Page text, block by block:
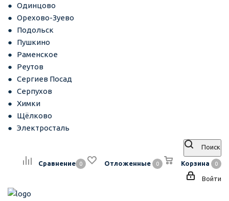
Одинцово
Орехово-Зуево
Подольск
Пушкино
Раменское
Реутов
Сергиев Посад
Серпухов
Химки
Щёлково
Электросталь
Поиск
Сравнение 0 Отложенные 0 Корзина 0
Войти